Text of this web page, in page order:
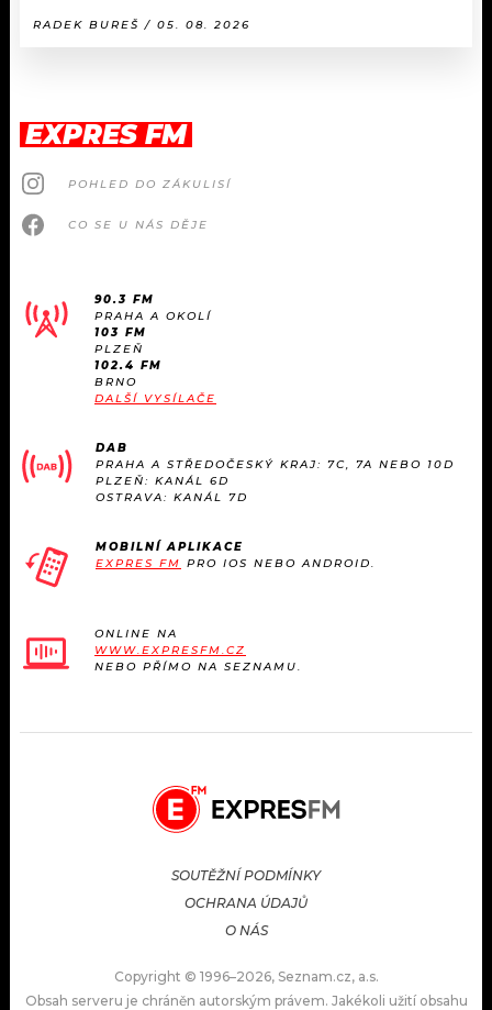
RADEK BUREŠ / 05. 08. 2026
EXPRES FM
POHLED DO ZÁKULISÍ
CO SE U NÁS DĚJE
90.3 FM
PRAHA A OKOLÍ
103 FM
PLZEŇ
102.4 FM
BRNO
DALŠÍ VYSÍLAČE
DAB
PRAHA A STŘEDOČESKÝ KRAJ: 7C, 7A NEBO 10D
PLZEŇ: KANÁL 6D
OSTRAVA: KANÁL 7D
MOBILNÍ APLIKACE
EXPRES FM PRO IOS NEBO ANDROID.
ONLINE NA
WWW.EXPRESFM.CZ
NEBO PŘÍMO NA SEZNAMU.
SOUTĚŽNÍ PODMÍNKY
OCHRANA ÚDAJŮ
O NÁS
Copyright © 1996–2026, Seznam.cz, a.s.
Obsah serveru je chráněn autorským právem. Jakékoli užití obsahu